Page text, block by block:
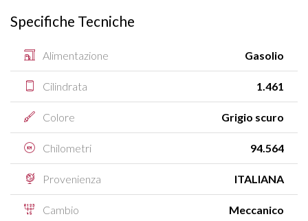
Specifiche Tecniche
Alimentazione Gasolio
Cilindrata 1.461
Colore Grigio scuro
Chilometri 94.564
Provenienza ITALIANA
Cambio Meccanico